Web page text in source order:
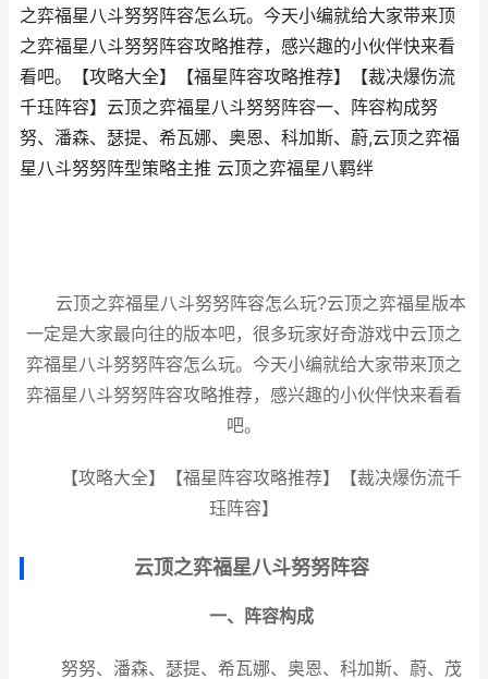
之弈福星八斗努努阵容怎么玩。今天小编就给大家带来顶
之弈福星八斗努努阵容攻略推荐，感兴趣的小伙伴快来看
看吧。【攻略大全】【福星阵容攻略推荐】【裁决爆伤流
千珏阵容】云顶之弈福星八斗努努阵容一、阵容构成努
努、潘森、瑟提、希瓦娜、奥恩、科加斯、蔚,云顶之弈福
星八斗努努阵型策略主推 云顶之弈福星八羁绊
云顶之弈福星八斗努努阵容怎么玩?云顶之弈福星版本
一定是大家最向往的版本吧，很多玩家好奇游戏中云顶之
弈福星八斗努努阵容怎么玩。今天小编就给大家带来顶之
弈福星八斗努努阵容攻略推荐，感兴趣的小伙伴快来看看
吧。
【攻略大全】【福星阵容攻略推荐】【裁决爆伤流千
珏阵容】
云顶之弈福星八斗努努阵容
一、阵容构成
努努、潘森、瑟提、希瓦娜、奥恩、科加斯、蔚、茂